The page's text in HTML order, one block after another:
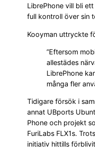
LibrePhone vill bli
full kontroll över sin
Kooyman uttryckte
”Eftersom
allestädes
LibrePhone
många fler
Tidigare försök i
annat UBports
Phone och projekt
FuriLabs FLX1s.
initiativ hittills